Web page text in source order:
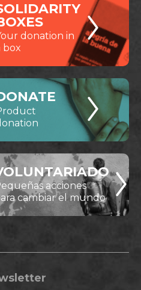
donation in
box
acciones
cambiar el mundo